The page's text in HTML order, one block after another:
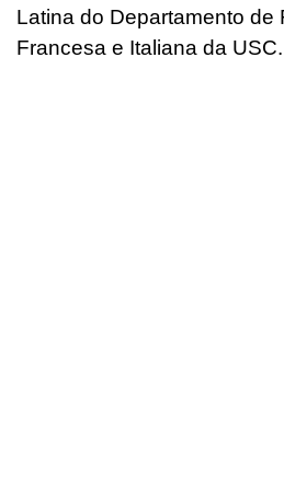
Latina do Departamento de
Francesa e Italiana da USC.